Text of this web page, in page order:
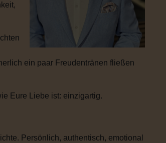
ein paar Freudentränen fließen
Eure Liebe ist: einzigartig.
Persönlich, authentisch, emotional